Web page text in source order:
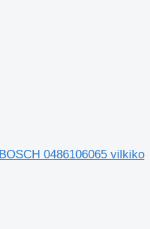
0486106065 vilkiko